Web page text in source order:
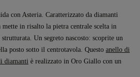
con Asteria. Caratterizzato da diamanti
mette in risalto la pietra centrale scelta in
Un segreto nascosto: scoprite un
posto sotto il centrotavola. Questo anello di
diamanti è realizzato in Oro Giallo con un